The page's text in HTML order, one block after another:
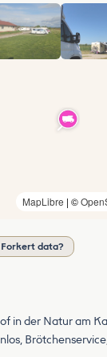
MapLibre | ©
Forkert data?
in der Natur am